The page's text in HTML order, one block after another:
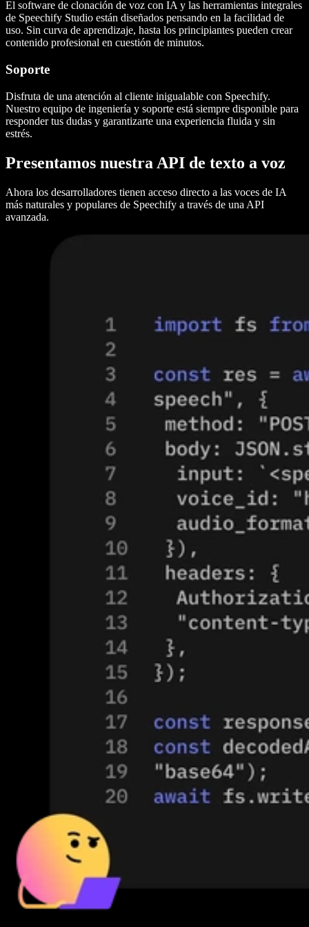
El software de clonación de voz con IA y las herramientas integrales
de Speechify Studio están diseñados pensando en la facilidad de
uso. Sin curva de aprendizaje, hasta los principiantes pueden crear
contenido profesional en cuestión de minutos.
Soporte
Disfruta de una atención al cliente inigualable con Speechify.
Nuestro equipo de ingeniería y soporte está siempre disponible para
responder tus dudas y garantizarte una experiencia fluida y sin
estrés.
Presentamos nuestra API de texto a voz
Ahora los desarrolladores tienen acceso directo a las voces de IA
más naturales y populares de Speechify a través de una API
avanzada.